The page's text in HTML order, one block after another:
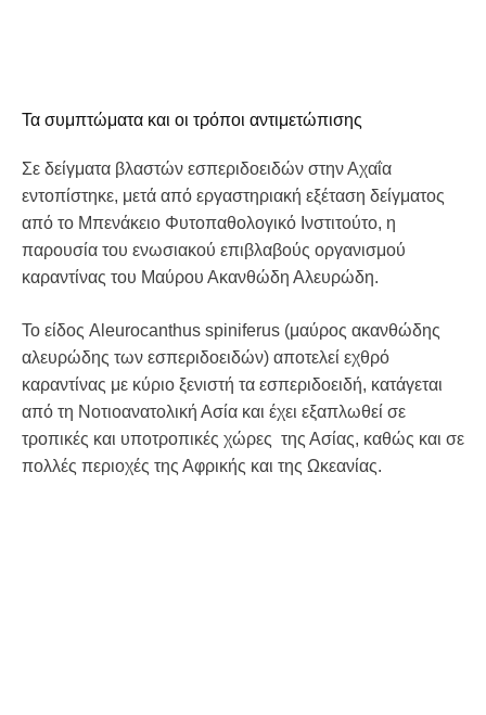
Τα συμπτώματα και οι τρόποι αντιμετώπισης
Σε δείγματα βλαστών εσπεριδοειδών στην Αχαΐα
εντοπίστηκε, μετά από εργαστηριακή εξέταση δείγματος
από το Μπενάκειο Φυτοπαθολογικό Ινστιτούτο, η
παρουσία του ενωσιακού επιβλαβούς οργανισμού
καραντίνας του Μαύρου Ακανθώδη Αλευρώδη.
Το είδος Aleurocanthus spiniferus (μαύρος ακανθώδης
αλευρώδης των εσπεριδοειδών) αποτελεί εχθρό
καραντίνας με κύριο ξενιστή τα εσπεριδοειδή, κατάγεται
από τη Νοτιοανατολική Ασία και έχει εξαπλωθεί σε
τροπικές και υποτροπικές χώρες της Ασίας, καθώς και σε
πολλές περιοχές της Αφρικής και της Ωκεανίας.